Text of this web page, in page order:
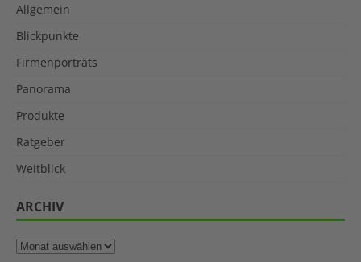
Allgemein
Blickpunkte
Firmenporträts
Panorama
Produkte
Ratgeber
Weitblick
ARCHIV